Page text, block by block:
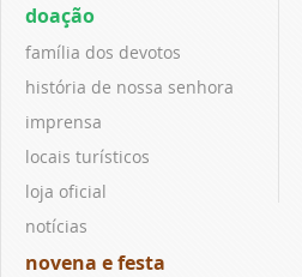
doação
família dos devotos
história de nossa senhora
imprensa
locais turísticos
loja oficial
notícias
novena e festa